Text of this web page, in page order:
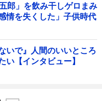
郎」を飲み干しゲロまみ
情を失くした」子供時代
いで』人間のいいところ
い【インタビュー】